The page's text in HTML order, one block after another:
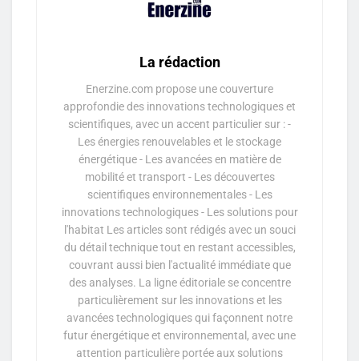
La rédaction
Enerzine.com propose une couverture
approfondie des innovations technologiques et
scientifiques, avec un accent particulier sur : -
Les énergies renouvelables et le stockage
énergétique - Les avancées en matière de
mobilité et transport - Les découvertes
scientifiques environnementales - Les
innovations technologiques - Les solutions pour
l'habitat Les articles sont rédigés avec un souci
du détail technique tout en restant accessibles,
couvrant aussi bien l'actualité immédiate que
des analyses. La ligne éditoriale se concentre
particulièrement sur les innovations et les
avancées technologiques qui façonnent notre
futur énergétique et environnemental, avec une
attention particulière portée aux solutions